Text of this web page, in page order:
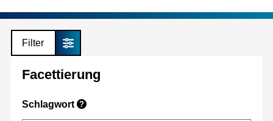
Filter
Facettierung
Schlagwort ?